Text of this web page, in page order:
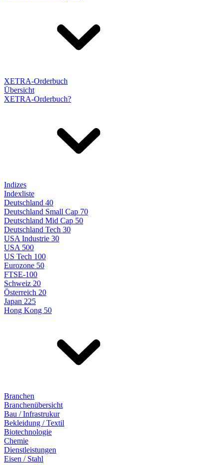
XETRA-Orderbuch
Übersicht
XETRA-Orderbuch?
Indizes
Indexliste
Deutschland 40
Deutschland Small Cap 70
Deutschland Mid Cap 50
Deutschland Tech 30
USA Industrie 30
USA 500
US Tech 100
Eurozone 50
FTSE-100
Schweiz 20
Österreich 20
Japan 225
Hong Kong 50
Branchen
Branchenübersicht
Bau / Infrastrukur
Bekleidung / Textil
Biotechnologie
Chemie
Dienstleistungen
Eisen / Stahl